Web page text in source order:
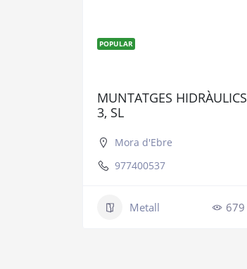
POPULAR
MUNTATGES HIDRÀULICS
3, SL
Mora d'Ebre
977400537
Metall 679